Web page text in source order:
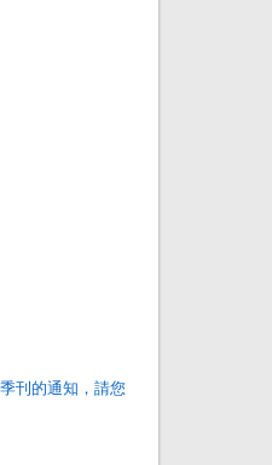
刊的通知，請您